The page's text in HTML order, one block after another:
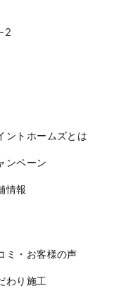
2
ントホームズとは
ンペーン
情報
ミ・お客様の声
わり施工